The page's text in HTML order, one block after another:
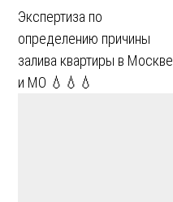
Экспертиза по
определению причины
залива квартиры в Москве
и МО 💧💧💧